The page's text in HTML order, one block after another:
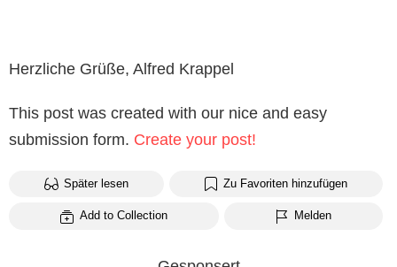
Herzliche Grüße, Alfred Krappel
This post was created with our nice and easy
submission form. Create your post!
Später lesen Zu Favoriten hinzufügen
Add to Collection Melden